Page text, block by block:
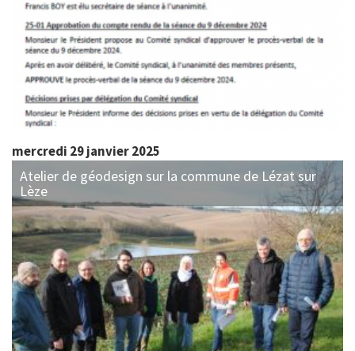
mercredi 29 janvier 2025
Atelier de géodesign sur la commune de Lézat sur
Lèze